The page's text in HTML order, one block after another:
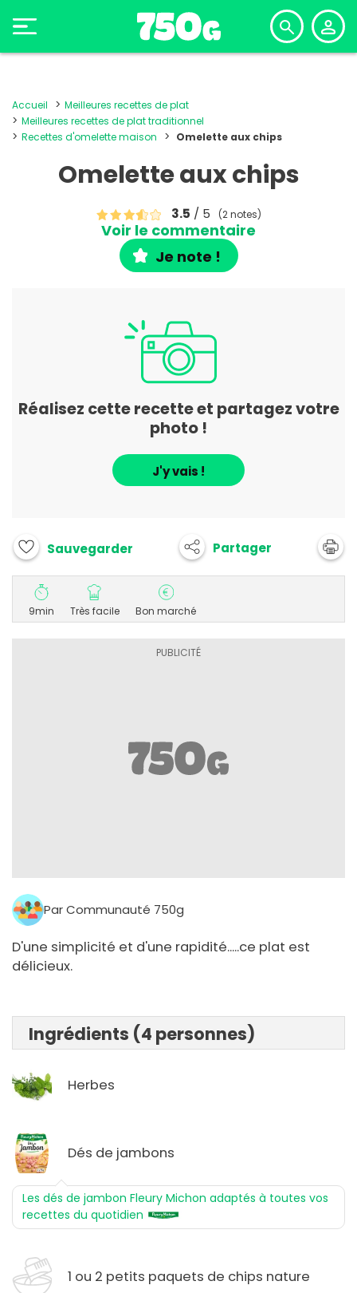
Accueil
Meilleures recettes de plat
Meilleures recettes de plat traditionnel
Recettes d'omelette maison
Omelette aux chips
Omelette aux chips
3.5 / 5 (2 notes)
Voir le commentaire
Je note !
Réalisez cette recette et partagez votre
photo !
J'y vais !
Sauvegarder Partager
9min Très facile Bon marché
Par Communauté 750g
D'une simplicité et d'une rapidité.....ce plat est
délicieux.
Ingrédients (4 personnes)
Herbes
Dés de jambons
Les dés de jambon Fleury Michon adaptés à toutes vos
recettes du quotidien
1 ou 2 petits paquets de chips nature